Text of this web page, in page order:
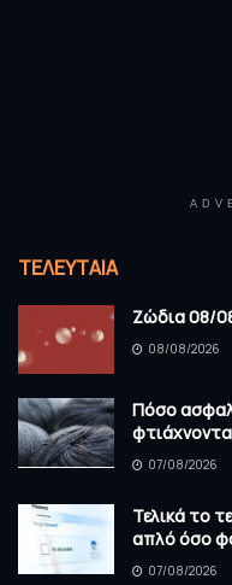
ΤΕΛΕΥΤΑΊΑ
Ζώδια 08/
08/08/2026
Πόσο
07/08/2026
Τελικά το
απλό όσο
07/08/2026